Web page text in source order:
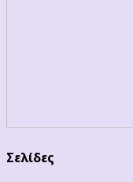
Σελίδες